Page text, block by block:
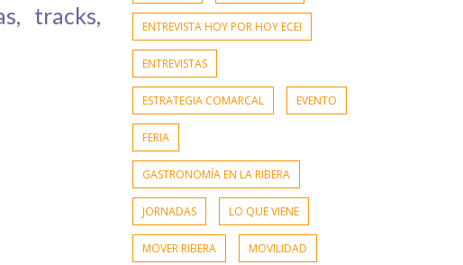
tracks,
ENTREVISTA HOY POR HOY ECEI
ENTREVISTAS
ESTRATEGIA COMARCAL EVENTO
FERIA
GASTRONOMÍA EN LA RIBERA
JORNADAS LO QUE VIENE
MOVER RIBERA MOVILIDAD